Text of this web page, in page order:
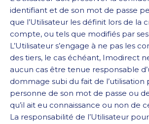
identifiant et de son mot de passe
que l’Utilisateur les définit lors de la
compte, ou tels que modifiés par ses
L’Utilisateur s’engage à ne pas les
des tiers, le cas échéant, Imodirect
aucun cas être tenue responsable
dommage subi du fait de
personne de son mot de passe ou
qu’il ait eu connaissance ou non de
La responsabilité de l’Utilisateur